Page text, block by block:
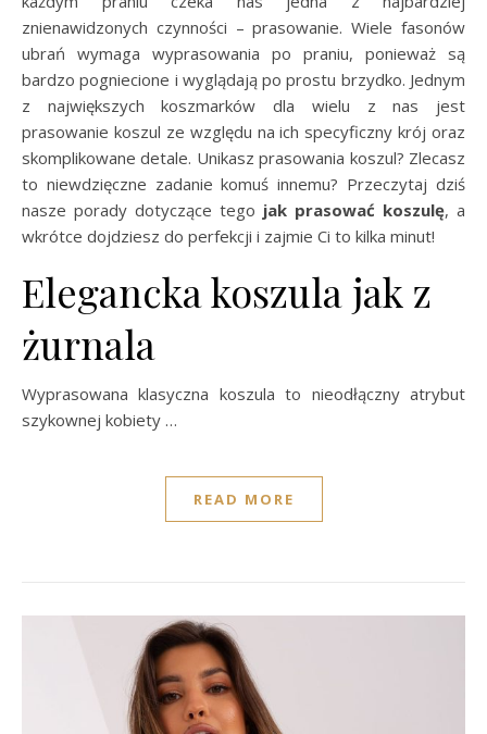
znienawidzonych czynności – prasowanie. Wiele fasonów
ubrań wymaga wyprasowania po praniu, ponieważ są
bardzo pogniecione i wyglądają po prostu brzydko. Jednym
z największych koszmarków dla wielu z nas jest
prasowanie koszul ze względu na ich specyficzny krój oraz
skomplikowane detale. Unikasz prasowania koszul? Zlecasz
to niewdzięczne zadanie komuś innemu? Przeczytaj dziś
nasze porady dotyczące tego jak prasować koszulę, a
wkrótce dojdziesz do perfekcji i zajmie Ci to kilka minut!
Elegancka koszula jak z
żurnala
Wyprasowana klasyczna koszula to nieodłączny atrybut
szykownej kobiety …
READ MORE